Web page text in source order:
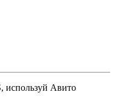
, используй Авито